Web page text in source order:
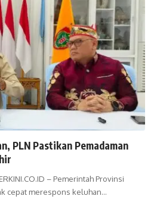
PLN Pastikan Pemadaman
– Pemerintah Provinsi
cepat merespons keluhan…